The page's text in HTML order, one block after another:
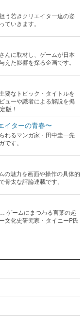
う若きクリエイター達の姿
いきます。
んに取材し、ゲームが日本
た影響を探る企画です。
要なトピック・タイトルを
ューや識者による解説を掲
版！
イターの青春〜
れるマンガ家・田中圭一先
す。
の魅力を画面や操作の具体的
太な評論連載です。
ゲームにまつわる言葉の起
文化史研究家・タイニーP氏